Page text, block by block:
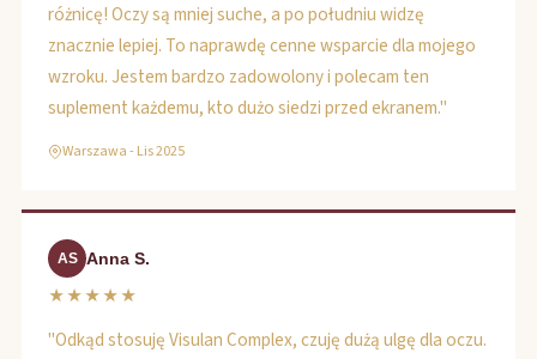
różnicę! Oczy są mniej suche, a po południu widzę
znacznie lepiej. To naprawdę cenne wsparcie dla mojego
wzroku. Jestem bardzo zadowolony i polecam ten
suplement każdemu, kto dużo siedzi przed ekranem."
Warszawa - Lis 2025
AS Anna S.
★★★★★
"Odkąd stosuję Visulan Complex, czuję dużą ulgę dla oczu.